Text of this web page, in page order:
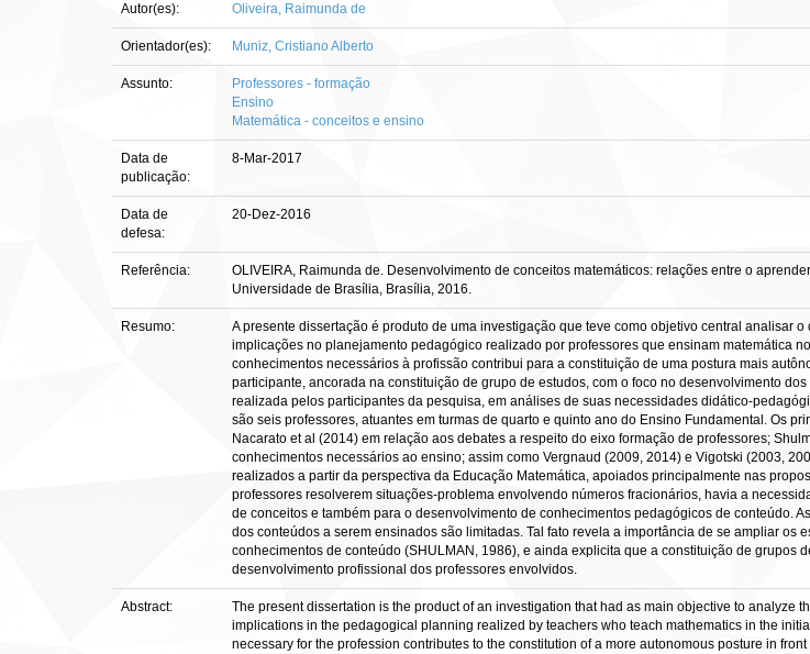
Autor(es): Oliveira, Raimunda de
Orientador(es): Muniz, Cristiano Alberto
Assunto:
Professores - formação
Ensino
Matemática - conceitos e ensino
Data de
publicação:
8-Mar-2017
Data de
defesa:
20-Dez-2016
Referência:
OLIVEIRA, Raimunda de. Desenvolvimento de conceitos matemáticos: relações entre o
Universidade de Brasília, Brasília, 2016.
Resumo:
A presente dissertação é produto de uma investigação que teve como objetivo central analisar
implicações no planejamento pedagógico realizado por professores que ensinam matemática
conhecimentos necessários à profissão contribui para a constituição de uma postura mais
participante, ancorada na constituição de grupo de estudos, com o foco no desenvolvimento
realizada pelos participantes da pesquisa, em análises de suas necessidades didático-
são seis professores, atuantes em turmas de quarto e quinto ano do Ensino Fundamental. Os
Nacarato et al (2014) em relação aos debates a respeito do eixo formação de professores;
conhecimentos necessários ao ensino; assim como Vergnaud (2009, 2014) e Vigotski (2003,
realizados a partir da perspectiva da Educação Matemática, apoiados principalmente nas
professores resolverem situações-problema envolvendo números fracionários, havia a
de conceitos e também para o desenvolvimento de conhecimentos pedagógicos de conteúdo.
dos conteúdos a serem ensinados são limitadas. Tal fato revela a importância de se ampliar
conhecimentos de conteúdo (SHULMAN, 1986), e ainda explicita que a constituição de grupos
desenvolvimento profissional dos professores envolvidos.
Abstract:
The present dissertation is the product of an investigation that had as main objective to
implications in the pedagogical planning realized by teachers who teach mathematics in the
necessary for the profession contributes to the constitution of a more autonomous posture in